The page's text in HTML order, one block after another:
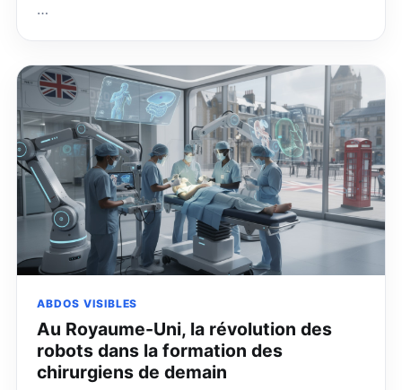
…
ABDOS VISIBLES
Au Royaume-Uni, la révolution des
robots dans la formation des
chirurgiens de demain